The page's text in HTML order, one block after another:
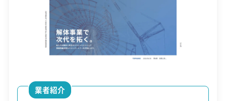
課題です。
2. 中南部（那古野・四間道エリア）
歴史的な街並みが保存されているエリアで、特に
建設業許可 解体工事業登録
産業廃棄物収集運搬業許可
産業廃棄物処分業許可
石綿作業主任者
建築物石綿含有建材調査者
解体工事施工技士
1級土木施工管理技士
1級建設機械施工管理技士
安全対策・リスク管理
業者紹介